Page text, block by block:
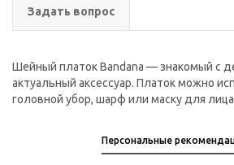
Задать вопрос
Шейный платок Bandana — знакомый с
актуальный аксессуар. Платок можно
головной убор, шарф или маску для
Персональные